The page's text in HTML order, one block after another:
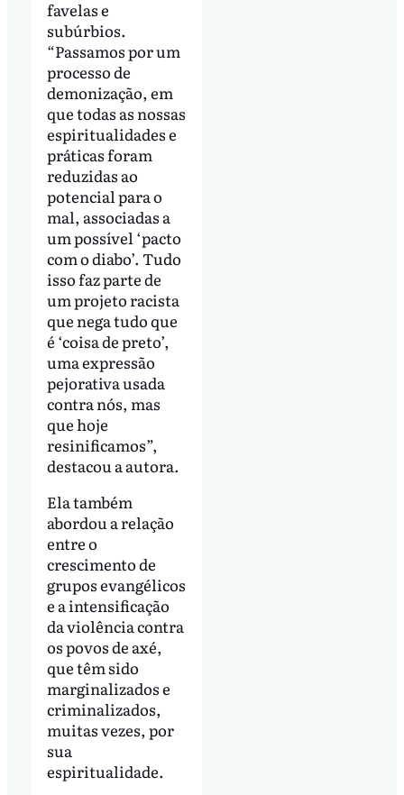
favelas e
subúrbios.
“Passamos por um
processo de
demonização, em
que todas as nossas
espiritualidades e
práticas foram
reduzidas ao
potencial para o
mal, associadas a
um possível ‘pacto
com o diabo’. Tudo
isso faz parte de
um projeto racista
que nega tudo que
é ‘coisa de preto’,
uma expressão
pejorativa usada
contra nós, mas
que hoje
resinificamos”,
destacou a autora.
Ela também
abordou a relação
entre o
crescimento de
grupos evangélicos
e a intensificação
da violência contra
os povos de axé,
que têm sido
marginalizados e
criminalizados,
muitas vezes, por
sua
espiritualidade.